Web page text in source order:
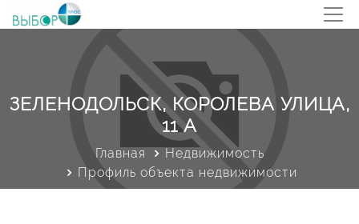
ЗЕЛЕНОДОЛЬСК, КОРОЛЕВА УЛИЦА,
11 А
Главная
Недвижимость
Профиль объекта недвижимости